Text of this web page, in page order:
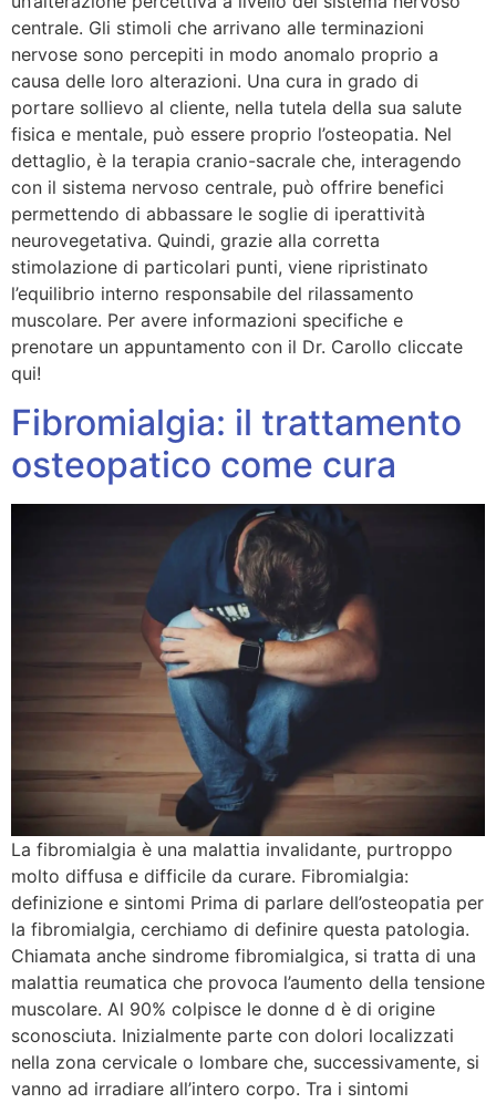
centrale. Gli stimoli che arrivano alle terminazioni
nervose sono percepiti in modo anomalo proprio a
causa delle loro alterazioni. Una cura in grado di
portare sollievo al cliente, nella tutela della sua salute
fisica e mentale, può essere proprio l’osteopatia. Nel
dettaglio, è la terapia cranio-sacrale che, interagendo
con il sistema nervoso centrale, può offrire benefici
permettendo di abbassare le soglie di iperattività
neurovegetativa. Quindi, grazie alla corretta
stimolazione di particolari punti, viene ripristinato
l’equilibrio interno responsabile del rilassamento
muscolare. Per avere informazioni specifiche e
prenotare un appuntamento con il Dr. Carollo cliccate
qui!
Fibromialgia: il trattamento
osteopatico come cura
La fibromialgia è una malattia invalidante, purtroppo
molto diffusa e difficile da curare. Fibromialgia:
definizione e sintomi Prima di parlare dell’osteopatia per
la fibromialgia, cerchiamo di definire questa patologia.
Chiamata anche sindrome fibromialgica, si tratta di una
malattia reumatica che provoca l’aumento della tensione
muscolare. Al 90% colpisce le donne d è di origine
sconosciuta. Inizialmente parte con dolori localizzati
nella zona cervicale o lombare che, successivamente, si
vanno ad irradiare all’intero corpo. Tra i sintomi